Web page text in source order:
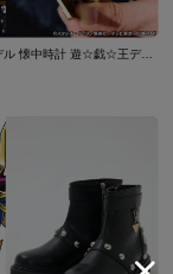
千年パズル モデル 懐中時計 遊☆戯☆王デュエルモンスターズ